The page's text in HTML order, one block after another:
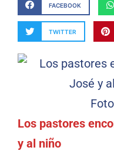
FACEBOOK
TWITTER
Los pastores
y al niño